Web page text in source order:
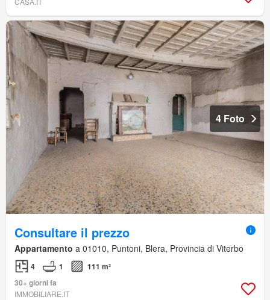
4 Foto
Consultare il prezzo
Appartamento a 01010, Puntoni, Blera, Provincia di Viterbo
4 1
111 m²
30+ giorni fa
IMMOBILIARE.IT